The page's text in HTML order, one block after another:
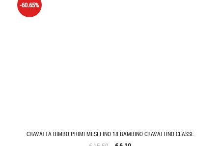
CRAVATTA BIMBO PRIMI MESI FINO 18 BAMBINO CRAVATTINO CLASSE
-60.65%